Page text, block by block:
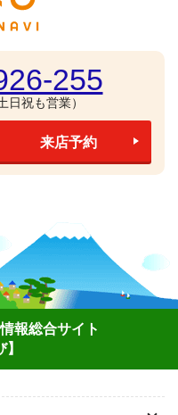
255
日祝も営業）
来店予約
報総合サイト